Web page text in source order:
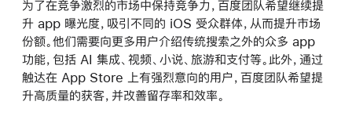
为了在竞争激烈的市场中保持竞争力，百度团队希望继续提
升 app 曝光度，吸引不同的 iOS 受众群体，从而提升市场
份额。他们需要向更多用户介绍传统搜索之外的众多 app
功能，包括 AI 集成、视频、小说、旅游和支付等。此外，通过
触达在 App Store 上有强烈意向的用户，百度团队希望提
升高质量的获客，并改善留存率和效率。